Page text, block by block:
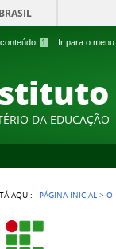
1 Ir para o menu
BRASIL
DA EDUCAÇÃO
AQUI: PÁGINA INICIAL >O